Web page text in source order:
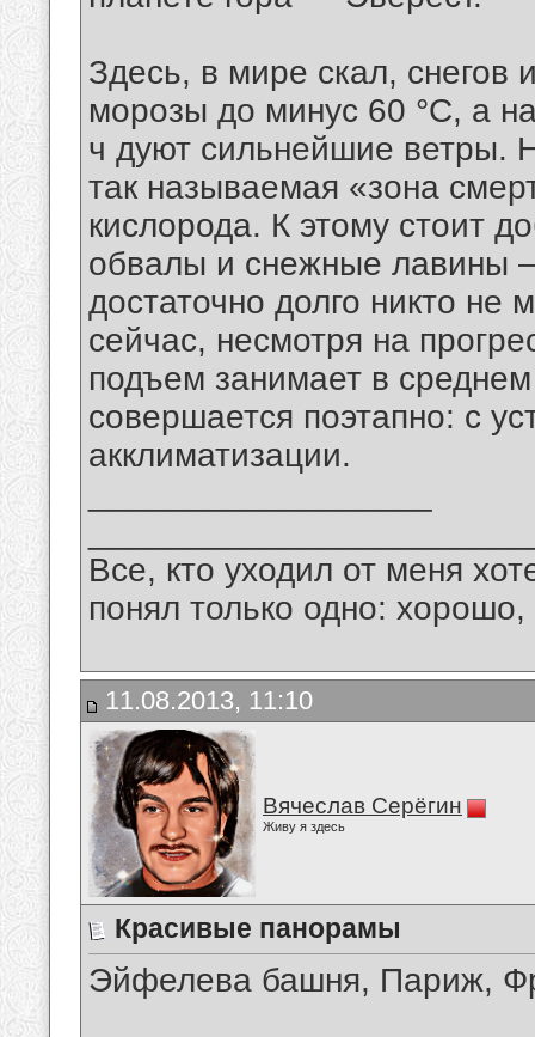
Здесь, в мире скал, снегов
морозы до минус 60 °C, а
ч дуют сильнейшие ветры.
так называемая «зона
кислорода. К этому стоит
обвалы и снежные лавины
достаточно долго никто не
сейчас, несмотря на
подъем занимает в
совершается поэтапно: с
акклиматизации.
Все, кто уходил от меня
понял только одно:
11.08.2013, 11:10
Вячеслав Серёгин
Живу я здесь
Красивые панорамы
Эйфелева башня, Париж,